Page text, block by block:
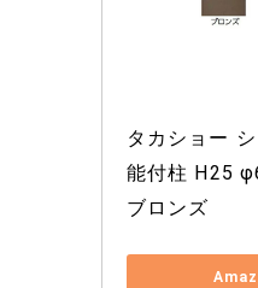
タカショー
能付柱 H25
ブロンズ